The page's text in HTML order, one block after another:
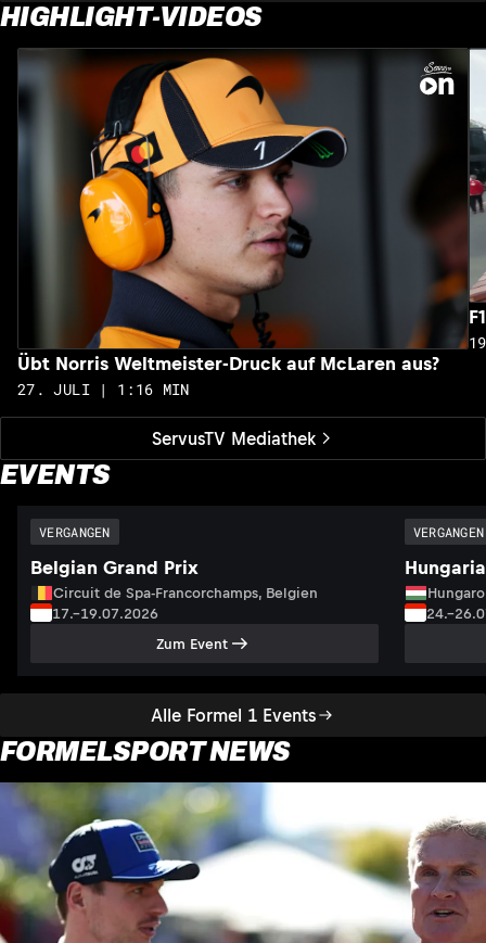
HIGHLIGHT-VIDEOS
ServusTV Mediathek
Übt Norris Weltmeister-Druck auf McLaren aus?
27. JULI | 1:16 MIN
EVENTS
Alle Formel 1 Events
VERGANGEN
Belgian Grand Prix
Circuit de Spa-Francorchamps, Belgien
17.–19.07.2026
Zum Event
VERGANGEN
FORMELSPORT NEWS